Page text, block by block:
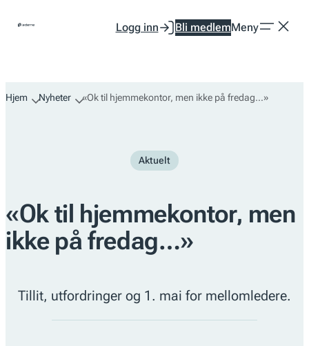
Logg inn Bli medlemMeny
Hjem Nyheter «Ok til hjemmekontor, men ikke på fredag…»
Aktuelt
«Ok til hjemmekontor, men
ikke på fredag…»
Tillit, utfordringer og 1. mai for mellomledere.